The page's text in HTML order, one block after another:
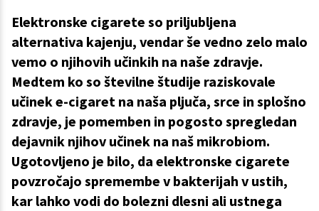
Elektronske cigarete so priljubljena
alternativa kajenju, vendar še vedno zelo malo
vemo o njihovih učinkih na naše zdravje.
Medtem ko so številne študije raziskovale
učinek e-cigaret na naša pljuča, srce in splošno
zdravje, je pomemben in pogosto spregledan
dejavnik njihov učinek na naš mikrobiom.
Ugotovljeno je bilo, da elektronske cigarete
povzročajo spremembe v bakterijah v ustih,
kar lahko vodi do bolezni dlesni ali ustnega